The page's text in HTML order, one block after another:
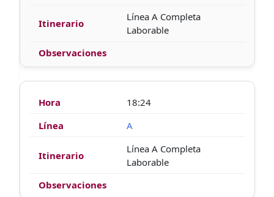
Línea A Completa
Laborable
18:24
A
Línea A Completa
Laborable